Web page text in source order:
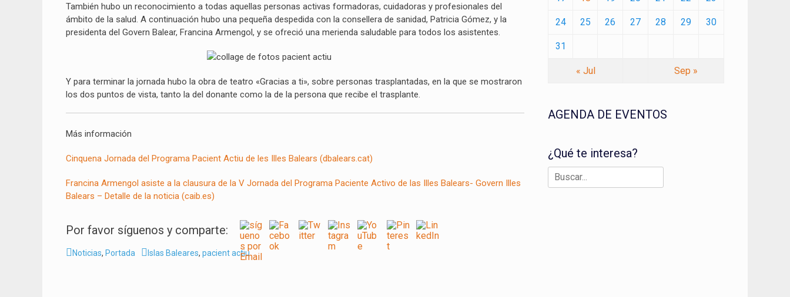
También hubo un reconocimiento a todas aquellas personas activas formadoras, cuidadoras y profesionales del
ámbito de la salud. A continuación hubo una pequeña despedida con la consellera de sanidad, Patricia Gómez, y la
presidenta del Govern Balear, Francina Armengol, y se ofreció una merienda saludable para todos los asistentes.
Y para terminar la jornada hubo la obra de teatro «Gracias a ti», sobre personas trasplantadas, en la que se mostraron
los dos puntos de vista, tanto la del donante como la de la persona que recibe el trasplante.
Más información
Cinquena Jornada del Programa Pacient Actiu de les Illes Balears (dbalears.cat)
Francina Armengol asiste a la clausura de la V Jornada del Programa Paciente Activo de las Illes Balears- Govern Illes
Balears – Detalle de la noticia (caib.es)
Por favor síguenos y comparte:
Categorías
Noticias, Portada Tags
Islas Baleares, pacient actiu
24 25 26 27 28 29 30
31
« Jul Sep »
AGENDA DE EVENTOS
¿Qué te interesa?
Buscar: